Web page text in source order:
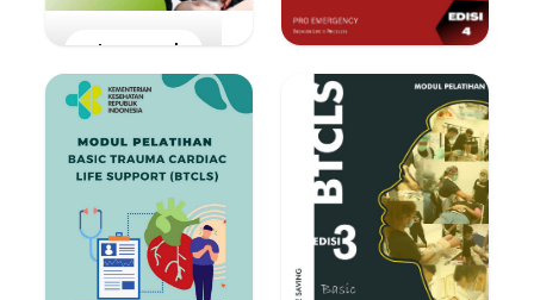
Lihat E-Book
Lihat E-Book